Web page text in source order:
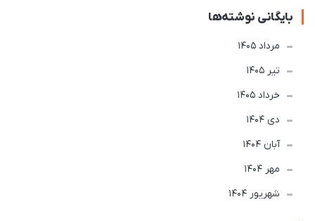
بایگانی نوشته‌ها
مرداد 1405
تير 1405
خرداد 1405
دی 1404
آبان 1404
مهر 1404
شهریور 1404